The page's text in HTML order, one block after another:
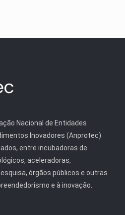
Nacional de Entidades
Inovadores (Anprotec)
entre incubadoras de
aceleradoras,
órgãos públicos e outras
e à inovação.